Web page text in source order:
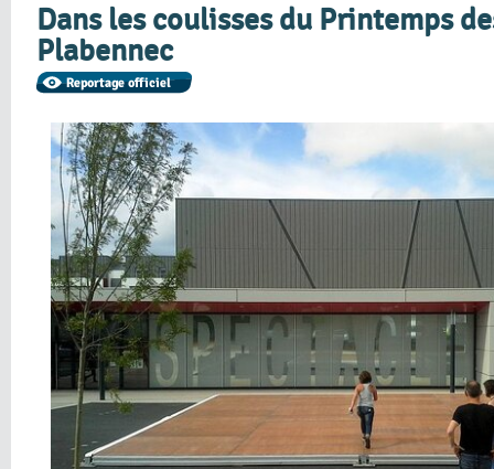
Dans les coulisses du Printemps
Plabennec